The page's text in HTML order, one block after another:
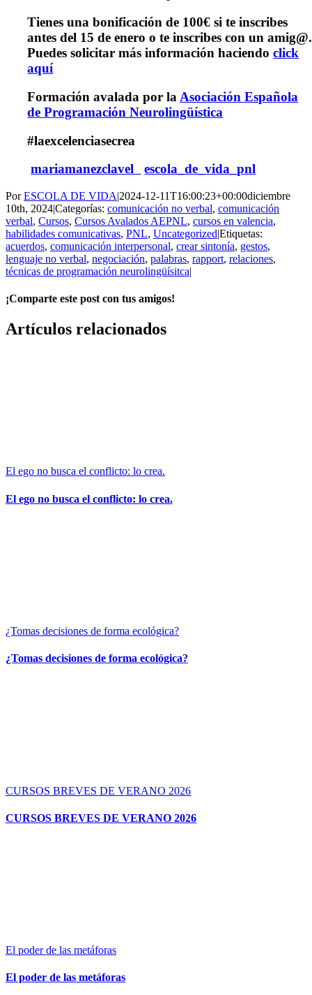
Tienes unabonificación de 100€ si te inscribes
antes del 15 de enero o te inscribes con un amig@.
Puedes solicitar más información haciendoclick
aquí
Formación avalada por la Asociación Española
de Programación Neurolingüística
#laexcelenciasecrea
mariamanezclavel
escola_de_vida_pnl
PorESCOLA DE VIDA|2024-12-11T16:00:23+00:00diciembre
10th, 2024|Categorías: comunicación no verbal, comunicación
verbal, Cursos, Cursos Avalados AEPNL, cursos en valencia,
habilidades comunicativas, PNL, Uncategorized|Etiquetas:
acuerdos, comunicación interpersonal, crear sintonía, gestos,
lenguaje no verbal, negociación, palabras, rapport, relaciones,
técnicas de programación neurolingüísitca|
¡Comparte este post con tus amigos!
Facebook
X
WhatsApp
Correo
electrónico
Artículos relacionados
El ego no busca el conflicto: lo crea.
El ego no busca el conflicto: lo crea.
¿Tomas decisiones de forma ecológica?
¿Tomas decisiones de forma ecológica?
CURSOS BREVES DE VERANO 2026
CURSOS BREVES DE VERANO 2026
El poder de las metáforas
El poder de las metáforas